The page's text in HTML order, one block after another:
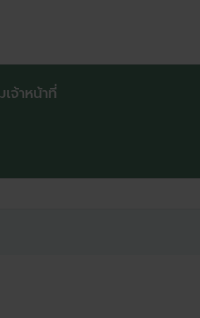
จ้าหน้าที่